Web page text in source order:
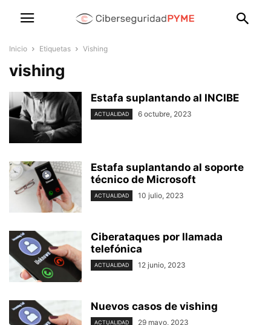
Inicio Etiquetas Vishing
vishing
Estafa suplantando al INCIBE
ACTUALIDAD 6 octubre, 2023
Estafa suplantando al soporte
técnico de Microsoft
ACTUALIDAD 10 julio, 2023
Ciberataques por llamada
telefónica
ACTUALIDAD 12 junio, 2023
Nuevos casos de vishing
ACTUALIDAD 29 mayo, 2023